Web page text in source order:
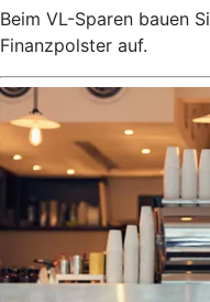
Beim VL-Sparen bauen
Finanzpolster auf.